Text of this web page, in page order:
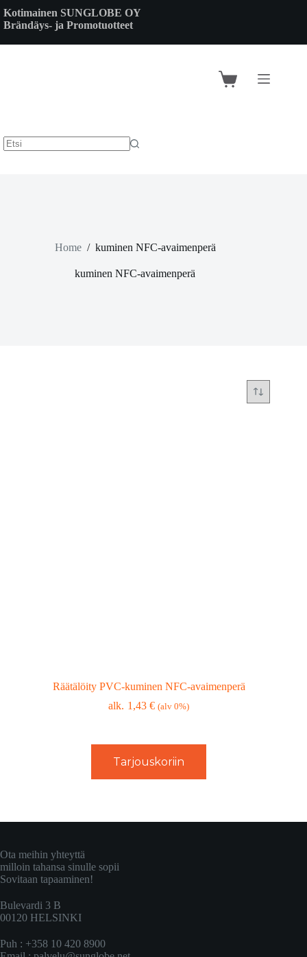
to
content
Kotimainen SUNGLOBE OY
Brändäys- ja Promotuotteet
Shopping
Home / kuminen NFC-avaimenperä
kuminen NFC-avaimenperä
Räätälöity PVC-kuminen NFC-avaimenperä
1,43€ (alv 0%)
Tarjouskoriin
Ota meihin yhteyttä
milloin tahansa sinulle sopii
Sovitaan tapaaminen!
Bulevardi 3 B
00120 HELSINKI
Puh : +358 10 420 8900